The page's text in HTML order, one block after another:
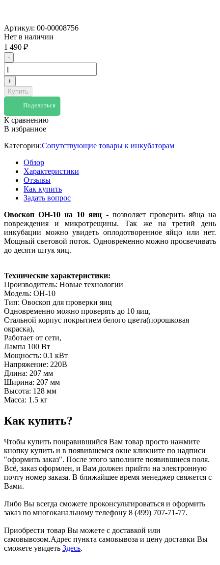
Артикул: 00-00008756
Нет в наличии
1 490 ₽
-
+
Купить
Поделиться
К сравнению
В избранное
Категории:Сопутствующие товары к инкубаторам
Обзор
Характеристики
Отзывы
Как купить
Задать вопрос
Овоскоп ОН-10 на 10 яиц - позволяет проверить яйца на
повреждения и микротрещины. Так же на третий день
инкубации можно увидеть оплодотворенное яйцо или нет.
Мощный световой поток. Одновременно можно просвечивать
до десяти штук яиц.
Технические характеристики:
Производитель: Новые технологии
Модель: ОН-10
Тип: Овоскоп для проверки яиц
Одновременно можно проверять до 10 яиц,
Стальной корпус покрытием белого цвета(порошковая
окраска),
Работает от сети,
Лампа 100 Вт
Мощность: 0.1 кВт
Напряжение: 220В
Длина: 207 мм
Ширина: 207 мм
Высота: 128 мм
Масса: 1.5 кг
Как купить?
Чтобы купить понравившийся Вам товар просто нажмите
кнопку купить и в появившемся окне кликните по надписи
"оформить заказ". После этого заполните появившиеся поля.
Всё, заказ оформлен, и Вам должен прийти на электронную
почту номер заказа. В ближайшее время менеджер свяжется с
Вами.
Либо Вы всегда сможете проконсультироваться и оформить
заказ по многоканальному телефону 8 (499) 707-71-77.
Приобрести товар Вы можете с доставкой или
самовывозом.Адрес пункта самовывоза и цену доставки Вы
сможете увидеть Здесь.